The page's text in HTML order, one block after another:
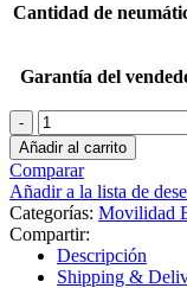
Cantidad de
Garantía del
Cubiertas
Moto
Electricas
cantidad
Añadir al carrito
Comparar
Añadir a la lista de
Categorías: Movilidad
Compartir:
Descripción
Shipping &